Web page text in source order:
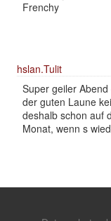
Frenchy
hslan.Tulit
Super geiler
der guten Laune
deshalb schon auf
Monat, wenn s